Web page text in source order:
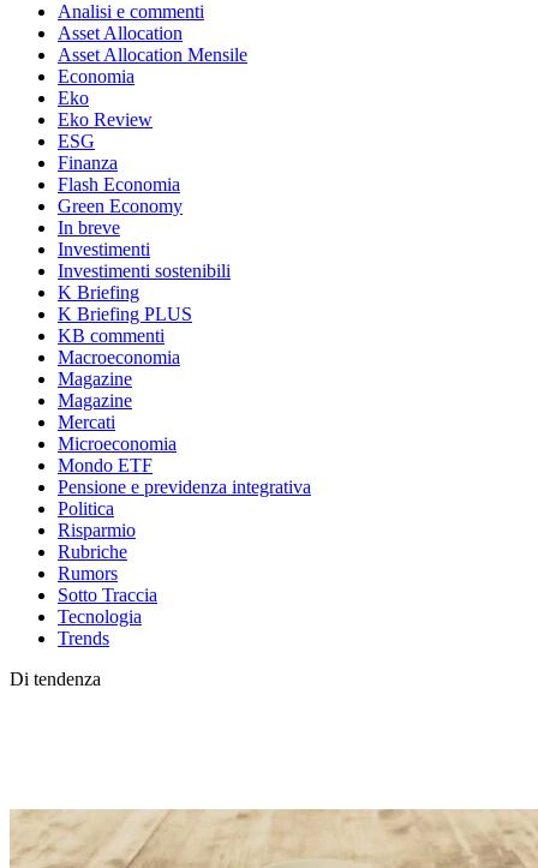
Analisi e commenti
Asset Allocation
Asset Allocation Mensile
Economia
Eko
Eko Review
ESG
Finanza
Flash Economia
Green Economy
In breve
Investimenti
Investimenti sostenibili
K Briefing
K Briefing PLUS
KB commenti
Macroeconomia
Magazine
Magazine
Mercati
Microeconomia
Mondo ETF
Pensione e previdenza integrativa
Politica
Risparmio
Rubriche
Rumors
Sotto Traccia
Tecnologia
Trends
Di tendenza